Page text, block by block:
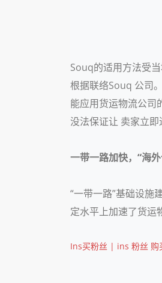
Souq的适用方法受
根据联络Souq 公司
能应用货运物流公司
没法保证让 卖家立
一带一路加快，“海
“一带一路”基础设施
定水平上加速了货运
Ins买粉丝 | ins 粉丝